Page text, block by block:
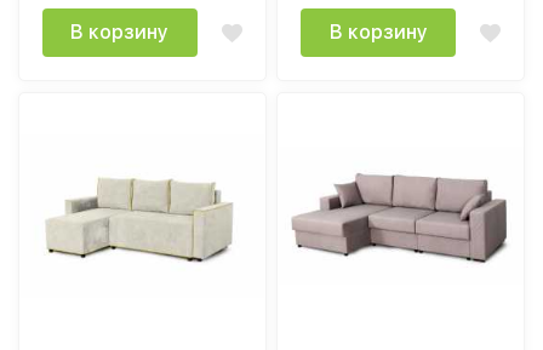
В корзину В корзину